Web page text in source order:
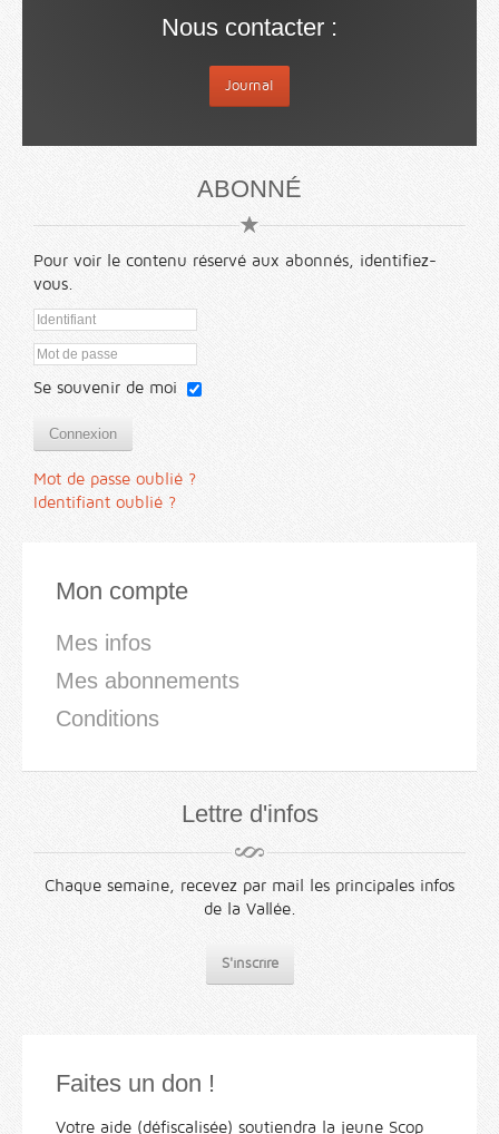
Nous contacter :
Journal
ABONNÉ
Pour voir le contenu réservé aux abonnés, identifiez-
vous.
Se souvenir de moi
Connexion
Mot de passe oublié ?
Identifiant oublié ?
Mon compte
Mes infos
Mes abonnements
Conditions
Lettre d'infos
Chaque semaine, recevez par mail les principales infos
de la Vallée.
S'inscrire
Faites un don !
Votre aide (défiscalisée) soutiendra la jeune Scop